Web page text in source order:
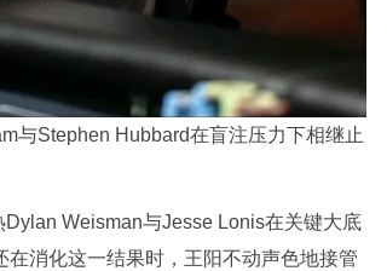
与Stephen Hubbard在盲注压力下相继止
Weisman与Jesse Lonis在关键大底
消化这一结果时，王阳不动声色地接管